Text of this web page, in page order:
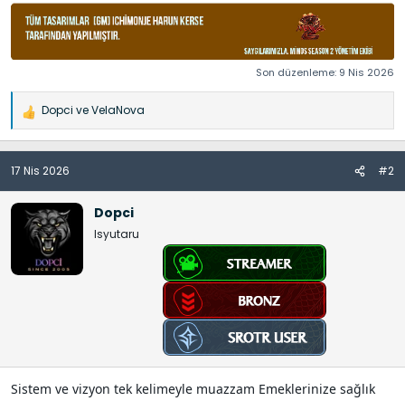
Son düzenleme: 9 Nis 2026
İ
a
d
e
e
Dopci veVelaNova
17 Nis 2026 #2
Dopci
Isyutaru
Sistem ve vizyon tek kelimeyle muazzam Emeklerinize sağlık